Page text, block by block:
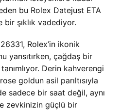
bu Rolex Datejust ETA
bir şıklık vadediyor.
Rolex’in ikonik
yansıtırken, çağdaş bir
Derin kahverengi
goldun asil parıltısıyla
sadece bir saat değil, aynı
zevkinizin güçlü bir